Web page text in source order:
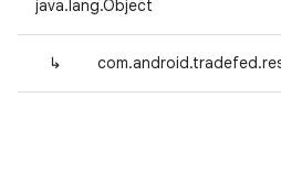
java.lang.Object
↳